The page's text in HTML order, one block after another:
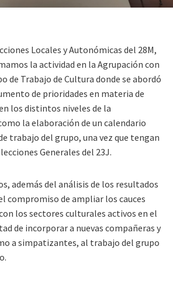
Locales y Autonómicas del 28M,
la actividad en la Agrupación con
de Trabajo de Cultura donde se abordó
de prioridades en materia de
los distintos niveles de la
la elaboración de un calendario
trabajo del grupo, una vez que tengan
Generales del 23J.
además del análisis de los resultados
compromiso de ampliar los cauces
los sectores culturales activos en el
de incorporar a nuevas compañeras y
a simpatizantes, al trabajo del grupo